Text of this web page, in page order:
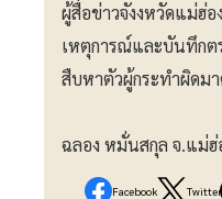
ผู้สื่อข่าวจังงหวัดแม่ฮ่
เหตุการณ์และบันทึกต
สืบหาตัวผู้กระทำผิดม
ฉลอง หมั่นสกุล จ.แม่ฮ่
Facebook Twitter